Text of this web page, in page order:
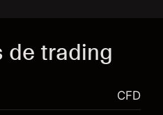
de trading
CFD